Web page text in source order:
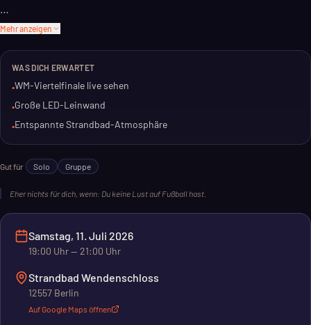
Sport und Strandbad, das passt. Hier siehst du das Spiel
Einlass ist ab 21 Uhr. Das Spiel beginnt um 23 Uhr. Pack deine
Leute ein und sei dabei.
Mehr anzeigen
WAS DICH ERWARTET
•WM-Viertelfinale live sehen
•Große LED-Leinwand
•Entspannte Strandbad-Atmosphäre
Gut für Solo Gruppe
Eher nichts für dich, wenn: Du keine Lust auf Fußball hast.
Samstag, 11. Juli 2026
19:00 Uhr— 21:00 Uhr
Strandbad Wendenschloss
12557 Berlin
Auf Google Maps öffnen